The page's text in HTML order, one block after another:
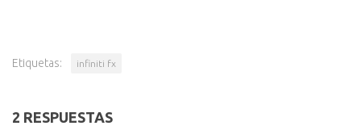
Etiquetas: infiniti fx
2 RESPUESTAS